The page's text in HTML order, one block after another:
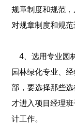
规章制度和规范
对规章制度和规范
4、选用专业园
园林绿化专业、
部，要选择那些
才进入项目经理
计工作。